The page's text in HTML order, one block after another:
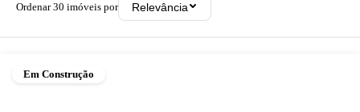
Ordenar30 imóveis por Relevância
Em Construção